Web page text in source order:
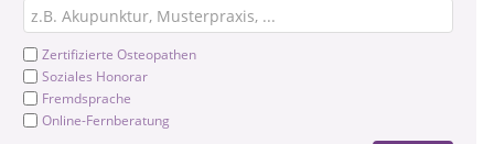
Zertifizierte Osteopathen
Soziales Honorar
Fremdsprache
Online-Fernberatung